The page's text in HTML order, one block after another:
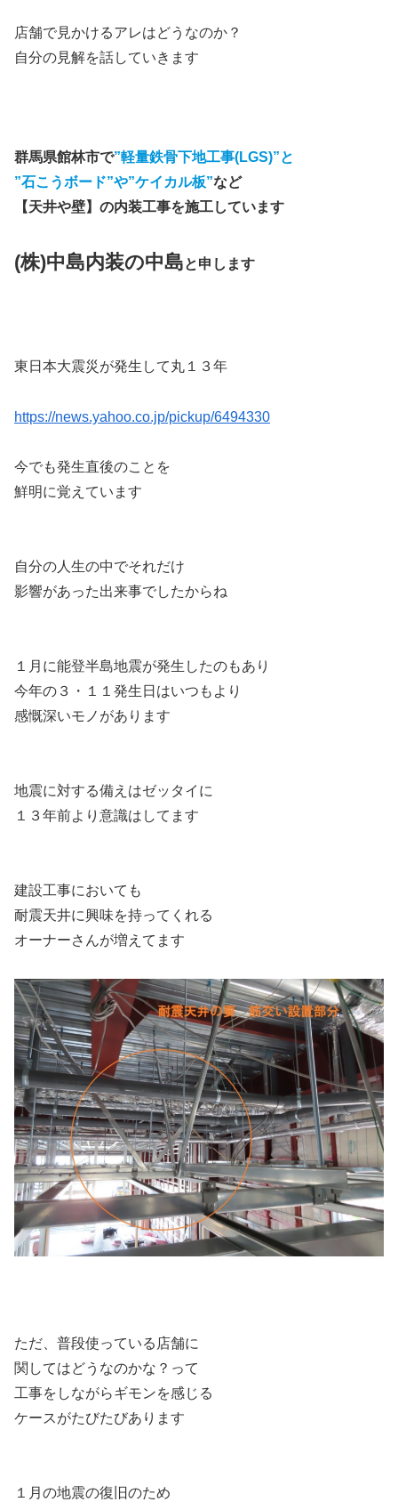
店舗で見かけるアレはどうなのか？
自分の見解を話していきます
群馬県館林市で”軽量鉄骨下地工事(LGS)”と
”石こうボード”や”ケイカル板”など
【天井や壁】の内装工事を施工しています
(株)中島内装の中島と申します
東日本大震災が発生して丸１３年
https://news.yahoo.co.jp/pickup/6494330
今でも発生直後のことを
鮮明に覚えています
自分の人生の中でそれだけ
影響があった出来事でしたからね
１月に能登半島地震が発生したのもあり
今年の３・１１発生日はいつもより
感慨深いモノがあります
地震に対する備えはゼッタイに
１３年前より意識はしてます
建設工事においても
耐震天井に興味を持ってくれる
オーナーさんが増えてます
ただ、普段使っている店舗に
関してはどうなのかな？って
工事をしながらギモンを感じる
ケースがたびたびあります
１月の地震の復旧のため